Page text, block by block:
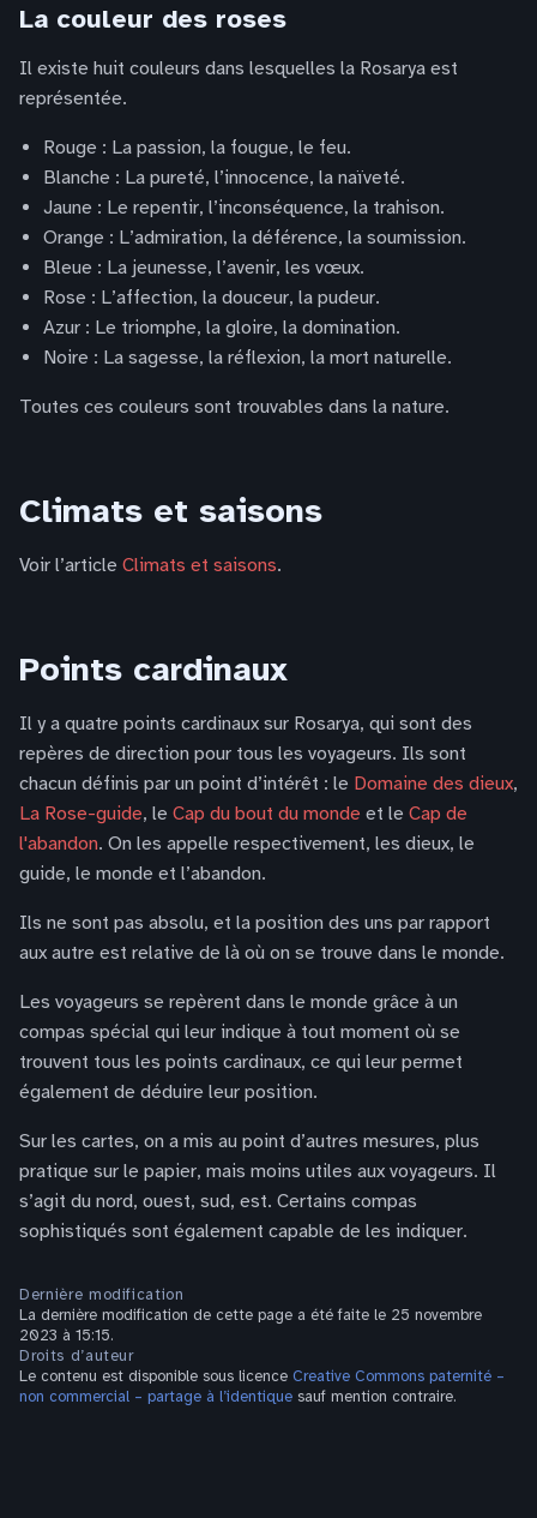
La couleur des roses
Il existe huit couleurs dans lesquelles la Rosarya est
représentée.
Rouge : La passion, la fougue, le feu.
Blanche : La pureté, l’innocence, la naïveté.
Jaune : Le repentir, l’inconséquence, la trahison.
Orange : L’admiration, la déférence, la soumission.
Bleue : La jeunesse, l’avenir, les vœux.
Rose : L’affection, la douceur, la pudeur.
Azur : Le triomphe, la gloire, la domination.
Noire : La sagesse, la réflexion, la mort naturelle.
Toutes ces couleurs sont trouvables dans la nature.
Climats et saisons
Voir l’article Climats et saisons.
Points cardinaux
Il y a quatre points cardinaux sur Rosarya, qui sont des
repères de direction pour tous les voyageurs. Ils sont
chacun définis par un point d’intérêt : le Domaine des dieux,
La Rose-guide, le Cap du bout du monde et le Cap de
l'abandon. On les appelle respectivement, les dieux, le
guide, le monde et l’abandon.
Ils ne sont pas absolu, et la position des uns par rapport
aux autre est relative de là où on se trouve dans le monde.
Les voyageurs se repèrent dans le monde grâce à un
compas spécial qui leur indique à tout moment où se
trouvent tous les points cardinaux, ce qui leur permet
également de déduire leur position.
Sur les cartes, on a mis au point d’autres mesures, plus
pratique sur le papier, mais moins utiles aux voyageurs. Il
s’agit du nord, ouest, sud, est. Certains compas
sophistiqués sont également capable de les indiquer.
Dernière modification
La dernière modification de cette page a été faite le 25 novembre
2023 à 15:15.
Droits d’auteur
Le contenu est disponible sous licence Creative Commons paternité –
non commercial – partage à l’identique sauf mention contraire.